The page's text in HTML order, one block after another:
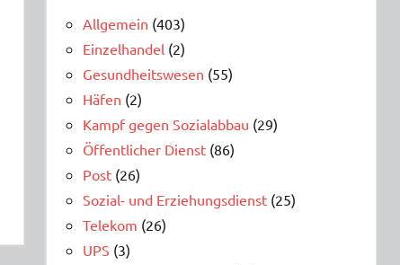
Allgemein (403)
Einzelhandel (2)
Gesundheitswesen (55)
Häfen (2)
Kampf gegen Sozialabbau (29)
Öffentlicher Dienst (86)
Post (26)
Sozial- und Erziehungsdienst (25)
Telekom (26)
UPS (3)